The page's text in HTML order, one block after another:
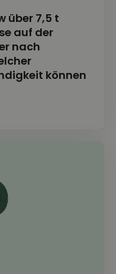
über 7,5 t
auf der
nach
können